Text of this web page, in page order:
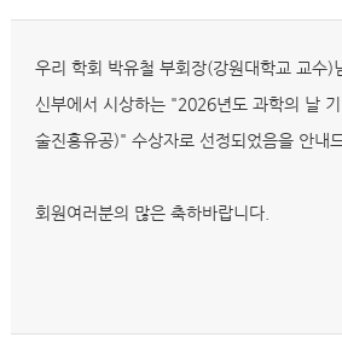
우리 학회 박유철 부회장(강원대학교 교수)
신부에서 시상하는 "2026년도 과학의 날 기
술진흥유공)" 수상자로 선정되었음을 안내
회원여러분의 많은 축하바랍니다.